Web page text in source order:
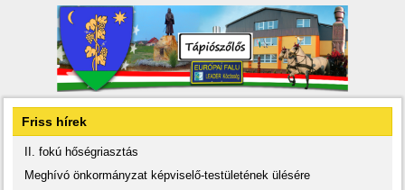
Friss hírek
II. fokú hőségriasztás
Meghívó önkormányzat képviselő-testületének ülésére